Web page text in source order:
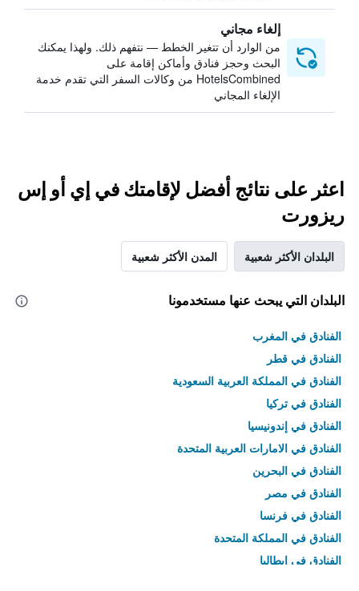
إلغاء مجاني
من الوارد أن تتغير الخطط — نتفهم ذلك. ولهذا يمكنك
البحث وحجز فنادق وأماكن إقامة على
HotelsCombined من وكالات السفر التي تقدم خدمة
الإلغاء المجاني
اعثر على نتائج أفضل لإقامتك في إي أو إس
ريزورت
البلدان الأكثر شعبية المدن الأكثر شعبية
البلدان التي يبحث عنها مستخدمونا
الفنادق في المغرب
الفنادق في قطر
الفنادق في المملكة العربية السعودية
الفنادق في تركيا
الفنادق في إندونيسيا
الفنادق في الامارات العربية المتحدة
الفنادق في البحرين
الفنادق في مصر
الفنادق في فرنسا
الفنادق في المملكة المتحدة
الفنادق في إيطاليا